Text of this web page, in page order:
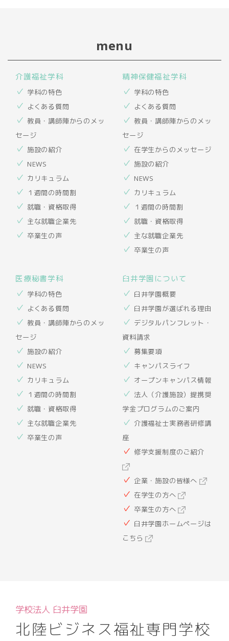
menu
介護福祉学科
学科の特色
よくある質問
教員・講師陣からのメッ
セージ
施設の紹介
NEWS
カリキュラム
１週間の時間割
就職・資格取得
主な就職企業先
卒業生の声
精神保健福祉学科
学科の特色
よくある質問
教員・講師陣からのメッ
セージ
在学生からのメッセージ
施設の紹介
NEWS
カリキュラム
１週間の時間割
就職・資格取得
主な就職企業先
卒業生の声
医療秘書学科
学科の特色
よくある質問
教員・講師陣からのメッ
セージ
施設の紹介
NEWS
カリキュラム
１週間の時間割
就職・資格取得
主な就職企業先
卒業生の声
臼井学園について
臼井学園概要
臼井学園が選ばれる理由
デジタルパンフレット・
資料請求
募集要項
キャンパスライフ
オープンキャンパス情報
法人（介護施設）提携奨
学金プログラムのご案内
介護福祉士実務者研修講
座
修学支援制度のご紹介
企業・施設の皆様へ
在学生の方へ
卒業生の方へ
臼井学園ホームページは
こちら
学校法人 臼井学園
北陸ビジネス福祉専門学校